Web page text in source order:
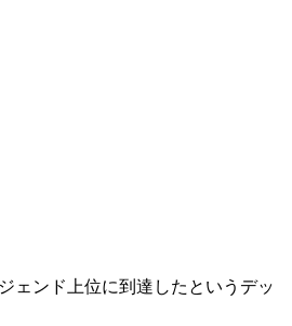
ェンド上位に到達したというデッ